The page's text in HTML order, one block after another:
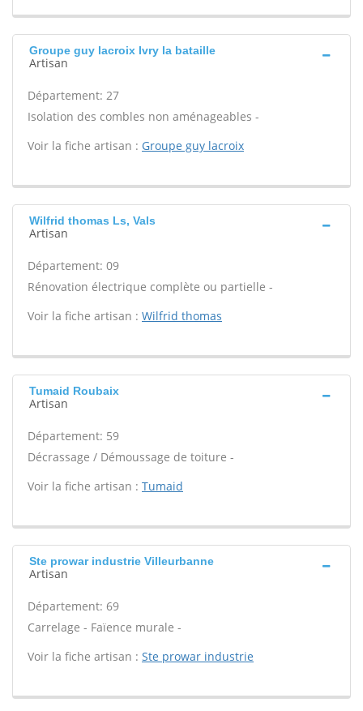
Groupe guy lacroix Ivry la bataille
Artisan
Département: 27
Isolation des combles non aménageables -
Voir la fiche artisan : Groupe guy lacroix
Wilfrid thomas Ls, Vals
Artisan
Département: 09
Rénovation électrique complète ou partielle -
Voir la fiche artisan : Wilfrid thomas
Tumaid Roubaix
Artisan
Département: 59
Décrassage / Démoussage de toiture -
Voir la fiche artisan : Tumaid
Ste prowar industrie Villeurbanne
Artisan
Département: 69
Carrelage - Faïence murale -
Voir la fiche artisan : Ste prowar industrie